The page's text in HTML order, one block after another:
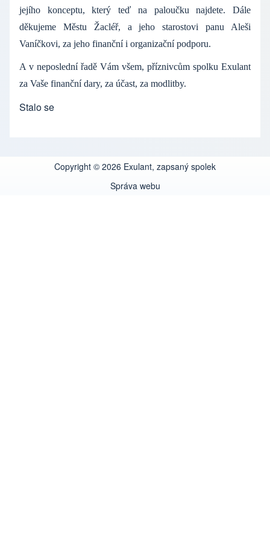
jejího konceptu, který teď na paloučku najdete. Dále
děkujeme Městu Žacléř, a jeho starostovi panu Aleši
Vaníčkovi, za jeho finanční i organizační podporu.
A v neposlední řadě Vám všem, příznivcům spolku Exulant
za Vaše finanční dary, za účast, za modlitby.
Stalo se
Copyright © 2026 Exulant, zapsaný spolek
Správa webu